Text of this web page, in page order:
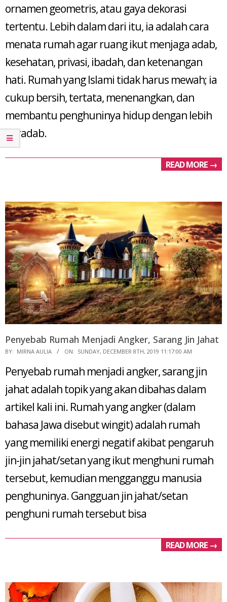
ornamen geometris, atau gaya dekorasi
tertentu. Lebih dalam dari itu, ia adalah cara
menata rumah agar ruang ikut menjaga adab,
kesehatan, privasi, ibadah, dan ketenangan
hati. Rumah yang Islami tidak harus mewah; ia
cukup bersih, tertata, menenangkan, dan
membantu penghuninya hidup dengan lebih
beradab.
READ MORE →
Penyebab Rumah Menjadi Angker, Sarang Jin Jahat
2019-
08
BY: MIRNA AULIA ON: SUNDAY, DECEMBER 8TH, 2019 11:17:00 AM
Penyebab rumah menjadi angker, sarang jin
jahat adalah topik yang akan dibahas dalam
artikel kali ini. Rumah yang angker (dalam
bahasa Jawa disebut wingit) adalah rumah
yang memiliki energi negatif akibat pengaruh
jin-jin jahat/setan yang ikut menghuni rumah
tersebut, kemudian mengganggu manusia
penghuninya. Gangguan jin jahat/setan
penghuni rumah tersebut bisa
READ MORE →